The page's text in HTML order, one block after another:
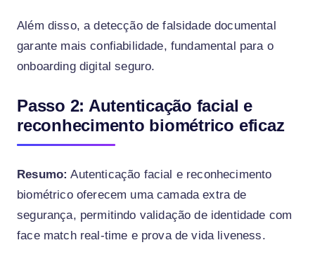
Além disso, a detecção de falsidade documental
garante mais confiabilidade, fundamental para o
onboarding digital seguro.
Passo 2: Autenticação facial e
reconhecimento biométrico eficaz
Resumo: Autenticação facial e reconhecimento
biométrico oferecem uma camada extra de
segurança, permitindo validação de identidade com
face match real-time e prova de vida liveness.